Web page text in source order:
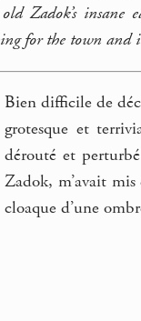
Zadok’s
for the town and
Bien difficile de
grotesque et
dérouté et
Zadok, m’avait
cloaque d’une